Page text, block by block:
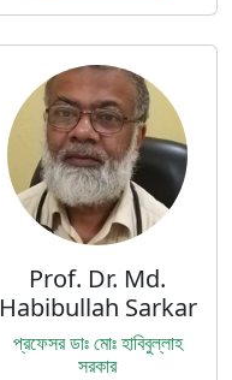
Prof. Dr. Md.
Habibullah Sarkar
প্রফেসর ডাঃ মোঃ হাবিবুল্লাহ
সরকার